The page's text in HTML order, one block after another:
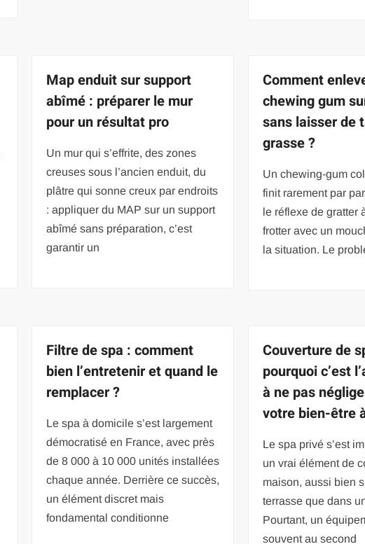
Map enduit sur support
abîmé : préparer le mur
pour un résultat pro
Un mur qui s’effrite, des zones
creuses sous l’ancien enduit, du
plâtre qui sonne creux par endroits
: appliquer du MAP sur un support
abîmé sans préparation, c’est
garantir un
Comment
chewing gum
sans laisser de
grasse ?
Un chewing-gum
finit rarement par
le réflexe de gratter
frotter avec un
la situation. Le
Filtre de spa : comment
bien l’entretenir et quand le
remplacer ?
Le spa à domicile s’est largement
démocratisé en France, avec près
de 8 000 à 10 000 unités installées
chaque année. Derrière ce succès,
un élément discret mais
fondamental conditionne
Couverture de
pourquoi c’est
à ne pas
votre bien-être
Le spa privé s’est
un vrai élément de
maison, aussi bien
terrasse que dans
Pourtant, un
souvent au second